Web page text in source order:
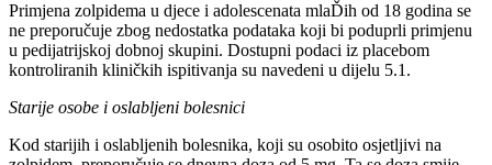
Primjena zolpidema u djece i adolescenata mlaĎih od 18 godina se
ne preporučuje zbog nedostatka podataka koji bi poduprli primjenu
u pedijatrijskoj dobnoj skupini. Dostupni podaci iz placebom
kontroliranih kliničkih ispitivanja su navedeni u dijelu 5.1.
Starije osobe i oslabljeni bolesnici
Kod starijih i oslabljenih bolesnika, koji su osobito osjetljivi na